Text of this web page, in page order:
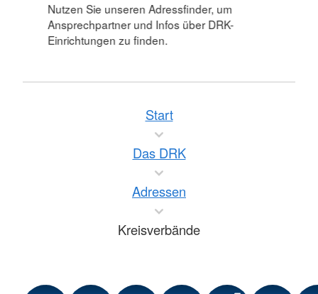
Nutzen Sie unseren Adressfinder, um
Ansprechpartner und Infos über DRK-
Einrichtungen zu finden.
Start
Das DRK
Adressen
Kreisverbände